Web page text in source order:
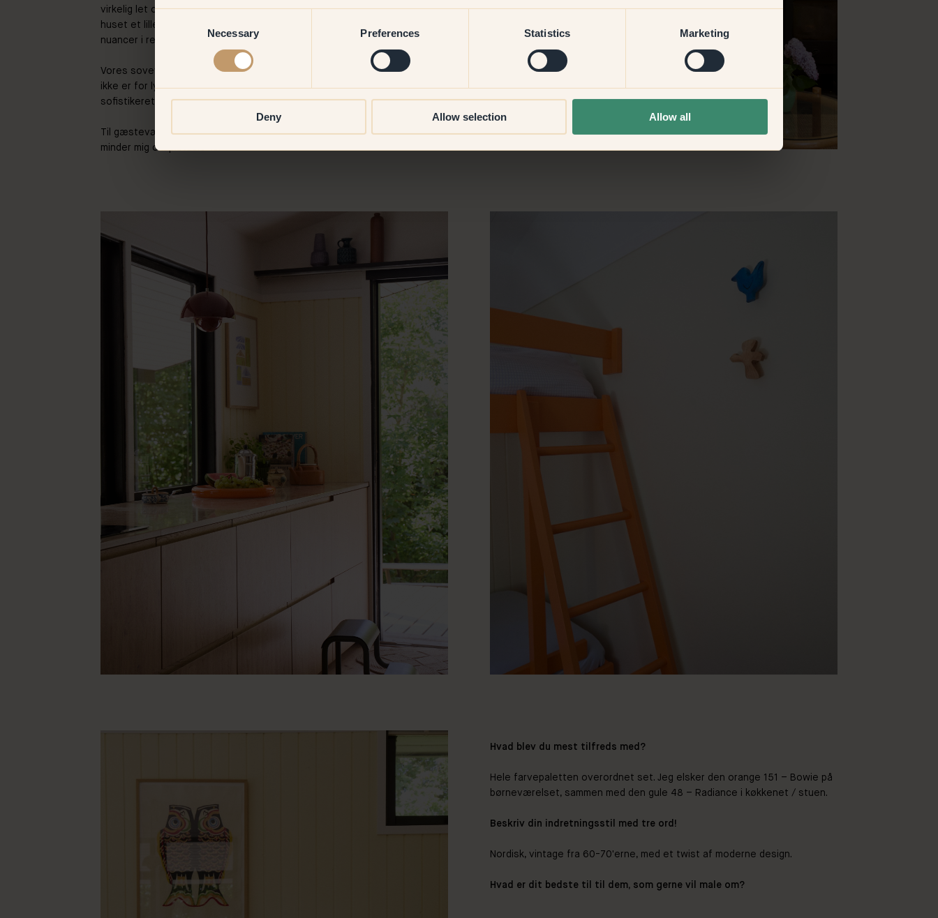
Consent
Necessary Preferences Statistics Marketing
Deny Allow selection Allow all
virkelig let og optimistisk energi og er fremtrædende, så den giver hele
huset et lille løft og kontrast, der fungerer så fint med de mere dæmpede
nuancer i resten af huset.
Vores soveværelse er malet med 78 – Mon Chéri, som jeg elsker, fordi den
ikke er for lyserød. Der er et strejf af blåt i den, der giver den en rolig,
sofistikeret fornemmelse.
Til gæsteværelset, som er ret lille, valgte vi 33 – Lush, en blid grøn, der
minder mig om pistacie-is.
Hvad blev du mest tilfreds med?
Hele farvepaletten overordnet set. Jeg elsker den orange 151 – Bowie på
børneværelset, sammen med den gule 48 – Radiance i køkkenet / stuen.
Beskriv din indretningsstil med tre ord!
Nordisk, vintage fra 60-70'erne, med et twist af moderne design.
Hvad er dit bedste til til dem, som gerne vil male om?